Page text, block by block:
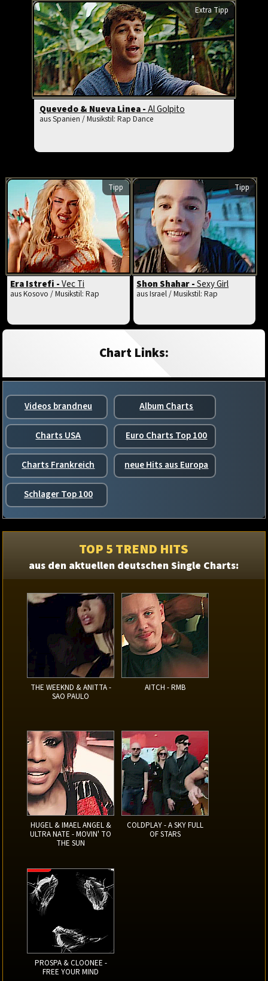
Extra Tipp
Quevedo & Nueva Linea -Al Golpito
aus Spanien / Musikstil: Rap Dance
Tipp
Era Istrefi -Vec Ti
aus Kosovo / Musikstil: Rap
Tipp
Shon Shahar -Sexy Girl
aus Israel / Musikstil: Rap
Chart Links:
Videos brandneu Album Charts
Charts USA Euro Charts Top 100
Charts Frankreich neue Hits aus Europa
Schlager Top 100
TOP 5 TREND HITS
aus den aktuellen deutschen Single Charts:
THE WEEKND & ANITTA -
SAO PAULO
AITCH - RMB
HUGEL & IMAEL ANGEL &
ULTRA NATE - MOVIN' TO
THE SUN
COLDPLAY - A SKY FULL
OF STARS
PROSPA & CLOONEE -
FREE YOUR MIND